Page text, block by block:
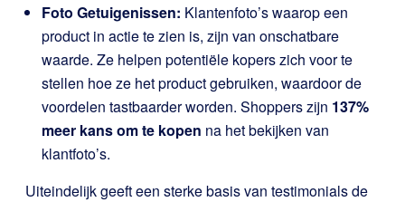
Foto Getuigenissen: Klantenfoto’s waarop een
product in actie te zien is, zijn van onschatbare
waarde. Ze helpen potentiële kopers zich voor te
stellen hoe ze het product gebruiken, waardoor de
voordelen tastbaarder worden. Shoppers zijn 137%
meer kans om te kopen na het bekijken van
klantfoto’s.
Uiteindelijk geeft een sterke basis van testimonials de